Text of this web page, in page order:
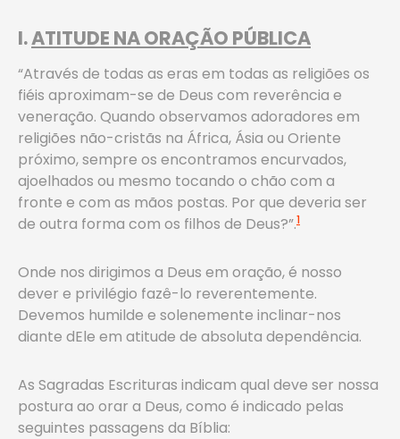
I.ATITUDE NA ORAÇÃO PÚBLICA
“Através de todas as eras em todas as religiões os
fiéis aproximam-se de Deus com reverência e
veneração. Quando observamos adoradores em
religiões não-cristãs na África, Ásia ou Oriente
próximo, sempre os encontramos encurvados,
ajoelhados ou mesmo tocando o chão com a
fronte e com as mãos postas. Por que deveria ser
de outra forma com os filhos de Deus?”.1
Onde nos dirigimos a Deus em oração, é nosso
dever e privilégio fazê-lo reverentemente.
Devemos humilde e solenemente inclinar-nos
diante dEle em atitude de absoluta dependência.
As Sagradas Escrituras indicam qual deve ser nossa
postura ao orar a Deus, como é indicado pelas
seguintes passagens da Bíblia: